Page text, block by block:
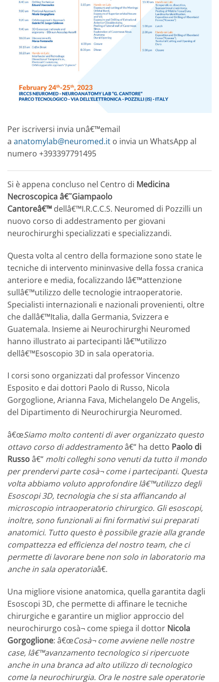
Per iscriversi invia unâ€™email
a anatomylab@neuromed.it o invia un WhatsApp al
numero +393397791495
Si è appena concluso nel Centro di Medicina
Necroscopica â€˜Giampaolo
Cantoreâ€™ dellâ€™I.R.C.C.S. Neuromed di Pozzilli un
nuovo corso di addestramento per giovani
neurochirurghi specializzati e specializzandi.
Questa volta al centro della formazione sono state le
tecniche di intervento mininvasive della fossa cranica
anteriore e media, focalizzando lâ€™attenzione
sullâ€™utilizzo delle tecnologie intraoperatorie.
Specialisti internazionali e nazionali provenienti, oltre
che dallâ€™Italia, dalla Germania, Svizzera e
Guatemala. Insieme ai Neurochirurghi Neuromed
hanno illustrato ai partecipanti lâ€™utilizzo
dellâ€™Esoscopio 3D in sala operatoria.
I corsi sono organizzati dal professor Vincenzo
Esposito e dai dottori Paolo di Russo, Nicola
Gorgoglione, Arianna Fava, Michelangelo De Angelis,
del Dipartimento di Neurochirurgia Neuromed.
â€œSiamo molto contenti di aver organizzato questo
ottavo corso di addestramentoâ€“ ha detto Paolo di
Russoâ€“ molti colleghi sono venuti da tutto il mondo
per prendervi parte cosà¬ come i partecipanti. Questa
volta abbiamo voluto approfondire lâ€™utilizzo degli
Esoscopi 3D, tecnologia che si sta affiancando al
microscopio intraoperatorio chirurgico. Gli esoscopi,
inoltre, sono funzionali ai fini formativi sui preparati
anatomici. Tutto questo è possibile grazie alla grande
compattezza ed efficienza del nostro team, che ci
permette di lavorare bene non solo in laboratorio ma
anche in sala operatoriaâ€.
Una migliore visione anatomica, quella garantita dagli
Esoscopi 3D, che permette di affinare le tecniche
chirurgiche e garantire un miglior approccio del
neurochirurgo cosà¬ come spiega il dottor Nicola
Gorgoglione: â€œCosà¬ come avviene nelle nostre
case, lâ€™avanzamento tecnologico si ripercuote
anche in una branca ad alto utilizzo di tecnologico
come la neurochirurgia. Ora le nostre sale operatorie